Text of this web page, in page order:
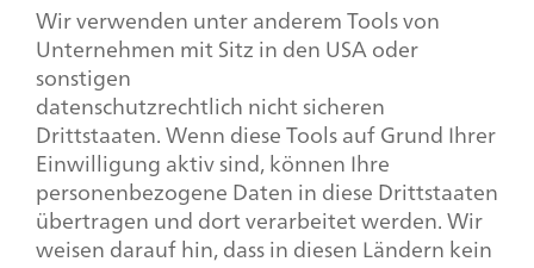
Wir verwenden unter anderem Tools von
Unternehmen mit Sitz in den USA oder
sonstigen
datenschutzrechtlich nicht sicheren
Drittstaaten. Wenn diese Tools auf Grund Ihrer
Einwilligung aktiv sind, können Ihre
personenbezogene Daten in diese Drittstaaten
übertragen und dort verarbeitet werden. Wir
weisen darauf hin, dass in diesen Ländern kein